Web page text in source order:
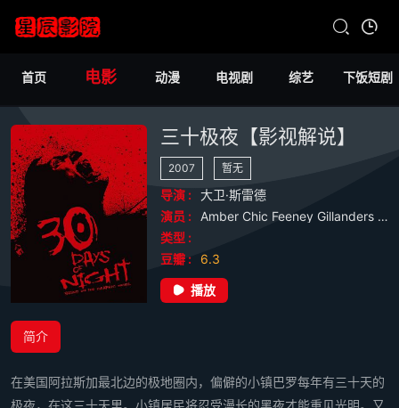
首页 电影 动漫 电视剧 综艺 下饭短剧
三十极夜【影视解说】
2007 暂无
导演 :
大卫·斯雷德
演员 :
Amber Chic Feeney Gillanders
类型 :
豆瓣 :
6.3
播放
简介
在美国阿拉斯加最北边的极地圈内，偏僻的小镇巴罗每年有三十天的
极夜，在这三十天里。小镇居民将忍受漫长的黑夜才能重见光明。又